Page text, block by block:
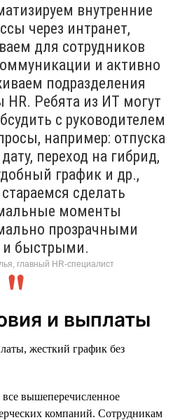
внутренние
через интранет,
для сотрудников
и активно
подразделения
HR. Ребята из ИТ могут
с руководителем
например: отпуска
переход на гибрид,
график и др.,
сделать
моменты
прозрачными
и быстрыми.
главный HR-специалист
и выплаты
жесткий график без
вышеперечисленное
компаний. Сотрудникам